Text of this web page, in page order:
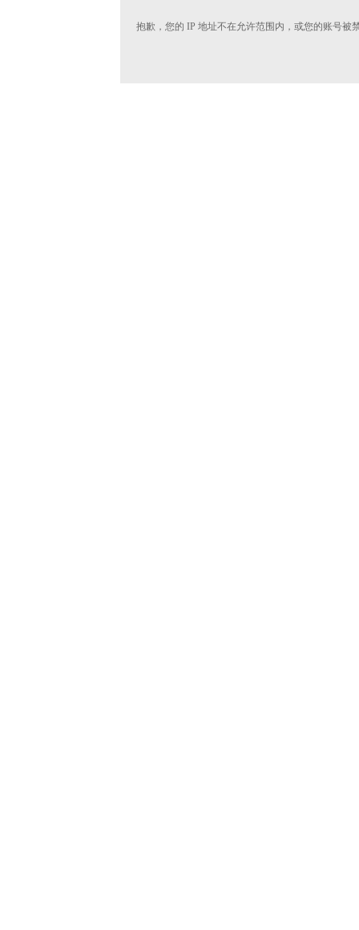
抱歉，您的 IP 地址不在允许范围内，或您的账号被